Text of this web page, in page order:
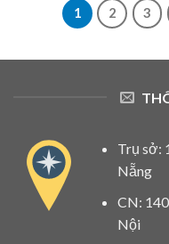
1 2 3
Trụ sở:
Nẵng
CN:
Nội